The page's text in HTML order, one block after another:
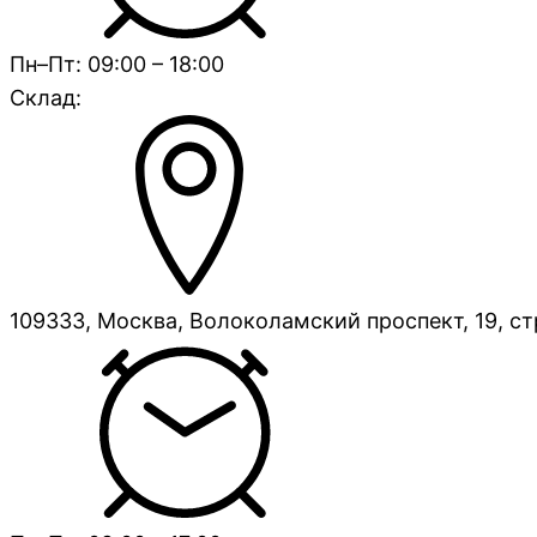
Пн–Пт: 09:00 – 18:00
Склад:
109333, Москва, Волоколамский проспект, 19,